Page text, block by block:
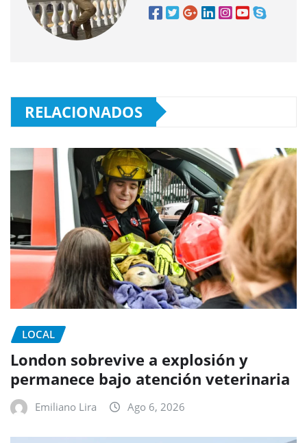
RELACIONADOS
LOCAL
London sobrevive a explosión y
permanece bajo atención veterinaria
Emiliano Lira Ago 6, 2026